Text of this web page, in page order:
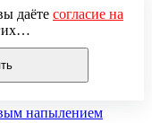
открывания
напылением
даёте согласие на
адрес, сведения о
и т. п.)